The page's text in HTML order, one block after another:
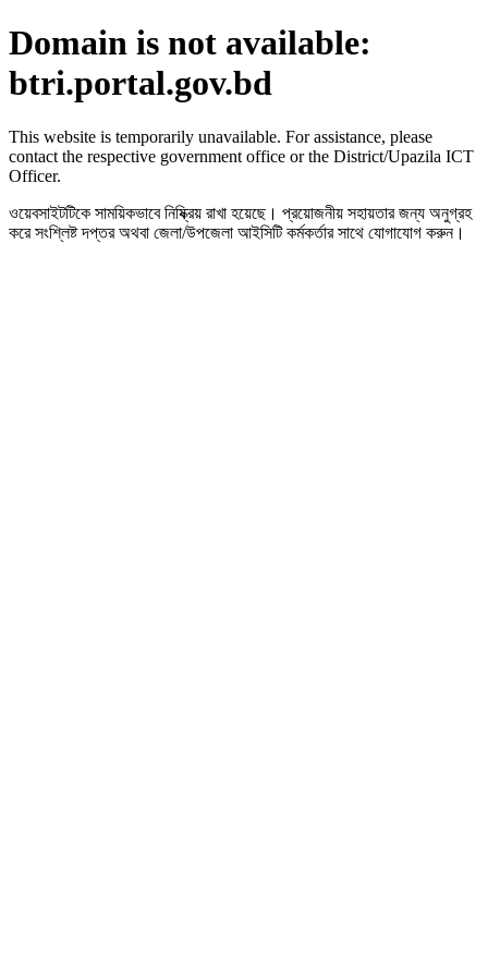
Domain is not available:
btri.portal.gov.bd
This website is temporarily unavailable. For assistance, please
contact the respective government office or the District/Upazila ICT
Officer.
ওয়েবসাইটটিকে সাময়িকভাবে নিষ্ক্রিয় রাখা হয়েছে। প্রয়োজনীয় সহায়তার জন্য অনুগ্রহ
করে সংশ্লিষ্ট দপ্তর অথবা জেলা/উপজেলা আইসিটি কর্মকর্তার সাথে যোগাযোগ করুন।